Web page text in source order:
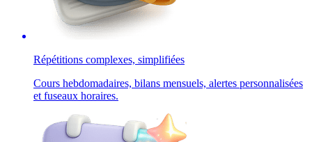
Répétitions complexes, simplifiées
Cours hebdomadaires, bilans mensuels, alertes personnalisées
et fuseaux horaires.